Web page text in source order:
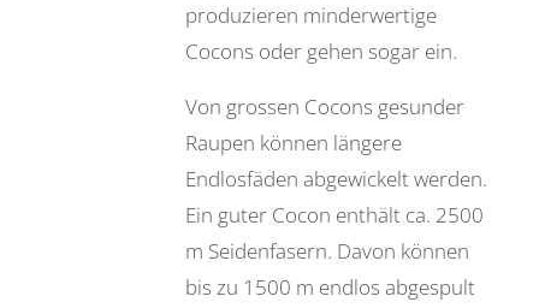
produzieren minderwertige
Cocons oder gehen sogar ein.
Von grossen Cocons gesunder
Raupen können längere
Endlosfäden abgewickelt werden.
Ein guter Cocon enthält ca. 2500
m Seidenfasern. Davon können
bis zu 1500 m endlos abgespult